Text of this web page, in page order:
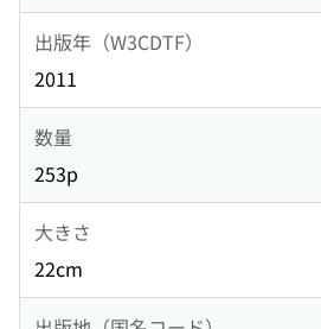
出版年（W3CDTF）
2011
数量
253p
大きさ
22cm